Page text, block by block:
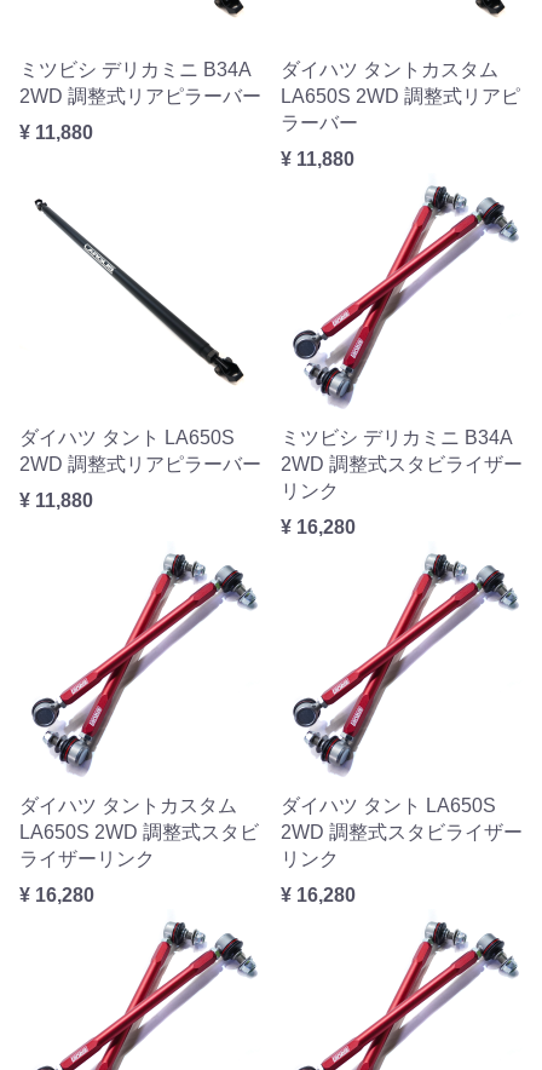
ミツビシ デリカミニ B34A
2WD 調整式リアピラーバー
¥ 11,880
ダイハツ タントカスタム
LA650S 2WD 調整式リアピ
ラーバー
¥ 11,880
ダイハツ タント LA650S
2WD 調整式リアピラーバー
¥ 11,880
ミツビシ デリカミニ B34A
2WD 調整式スタビライザー
リンク
¥ 16,280
ダイハツ タントカスタム
LA650S 2WD 調整式スタビ
ライザーリンク
¥ 16,280
ダイハツ タント LA650S
2WD 調整式スタビライザー
リンク
¥ 16,280